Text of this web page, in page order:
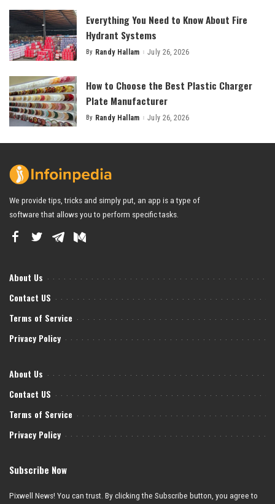
Everything You Need to Know About Fire
Hydrant Systems
Posted
By Randy Hallam July 26, 2026
How to Choose the Best Plastic Charger
Plate Manufacturer
Posted
By Randy Hallam July 26, 2026
We provide tips, tricks and simply put, an app is a type of
software that allows you to perform specific tasks.
About Us
Contact US
Terms of Service
Privacy Policy
About Us
Contact US
Terms of Service
Privacy Policy
Subscribe Now
Pixwell News! You can trust. By clicking the Subscribe button, you agree to